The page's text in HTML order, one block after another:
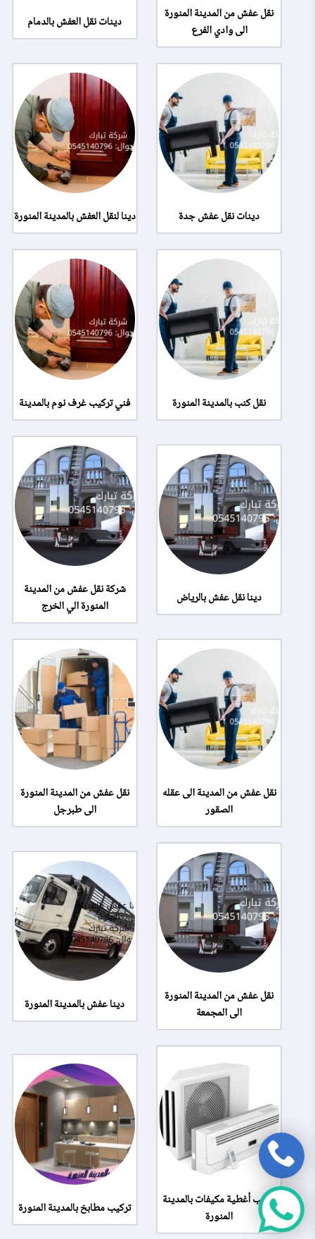
نقل عفش من المدينة المنورة
الى وادي الفرع
دينات نقل العفش بالدمام
دينات نقل عفش جدة دينا لنقل العفش بالمدينة المنورة
نقل كنب بالمدينة المنورة فني تركيب غرف نوم بالمدينة
دينا نقل عفش بالرياض
شركة نقل عفش من المدينة
المنورة الي الخرج
نقل عفش من المدينة الى عقله
الصقور
نقل عفش من المدينة المنورة
الى طبرجل
نقل عفش من المدينة المنورة
الى المجمعة
دينا عفش بالمدينة المنورة
تركيب أغطية مكيفات بالمدينة
المنورة
تركيب مطابخ بالمدينة المنورة